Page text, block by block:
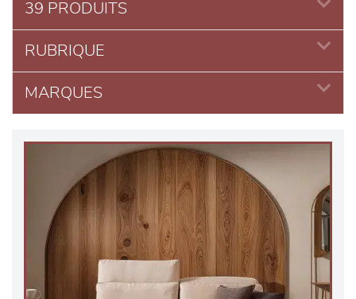
39 PRODUITS
RUBRIQUE
MARQUES